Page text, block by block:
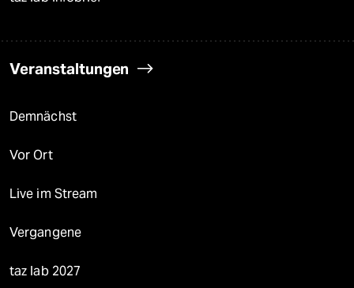
Veranstaltungen
Demnächst
Vor Ort
Live im Stream
Vergangene
taz lab 2027